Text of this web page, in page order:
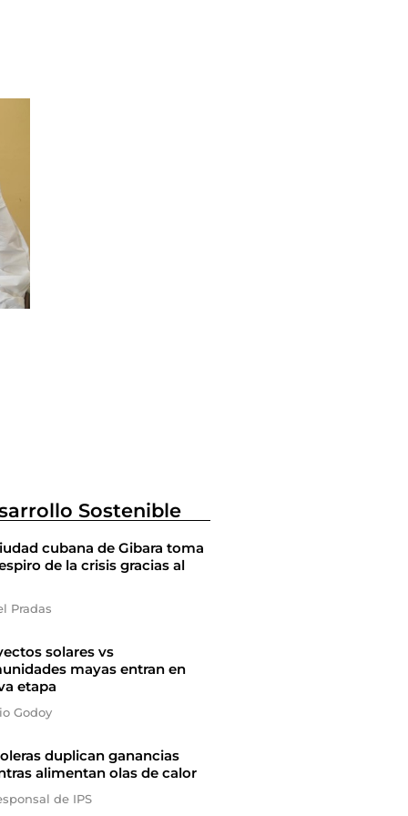
Sostenible
cubana de Gibara toma
de la crisis gracias al
Pradas
solares vs
mayas entran en
etapa
Godoy
duplican ganancias
alimentan olas de calor
de IPS